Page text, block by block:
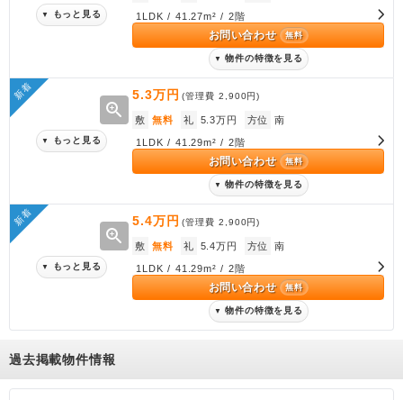
▼ もっと見る 1LDK / 41.27m² / 2階
お問い合わせ 無料
▼ 物件の特徴を見る
新着
zoom_in
▼ もっと見る
5.3万円 (管理費2,900円)
敷 無料 礼 5.3万円 方位 南
1LDK / 41.29m² / 2階
お問い合わせ 無料
▼ 物件の特徴を見る
新着
zoom_in
▼ もっと見る
5.4万円 (管理費2,900円)
敷 無料 礼 5.4万円 方位 南
1LDK / 41.29m² / 2階
お問い合わせ 無料
▼ 物件の特徴を見る
過去掲載物件情報